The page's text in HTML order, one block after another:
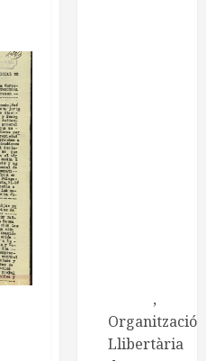
,
Organització
Llibertària